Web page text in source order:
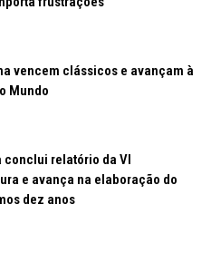
vencem clássicos e avançam à
Mundo
conclui relatório da VI
e avança na elaboração do
dez anos